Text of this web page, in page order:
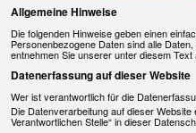
Allgemeine Hinweise
Die folgenden Hinweise geben einen
Personenbezogene Daten sind alle
entnehmen Sie unserer unter diesem
Datenerfassung auf dieser Website
Wer ist verantwortlich für die
Die Datenverarbeitung auf dieser
Verantwortlichen Stelle“ in dieser